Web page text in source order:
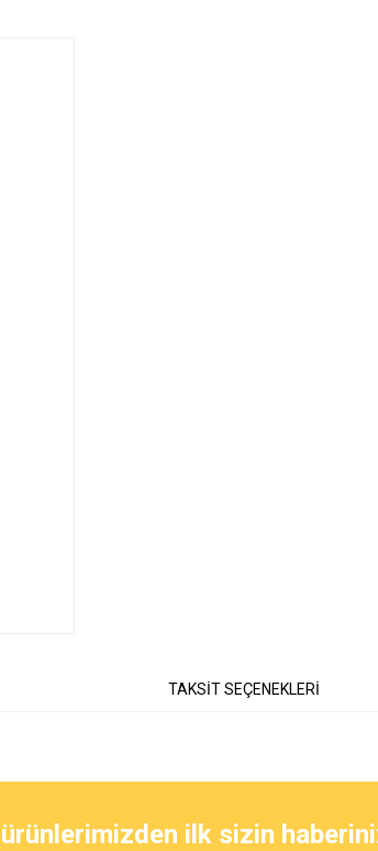
TAKSİT SEÇENEKLERİ
ilk sizin